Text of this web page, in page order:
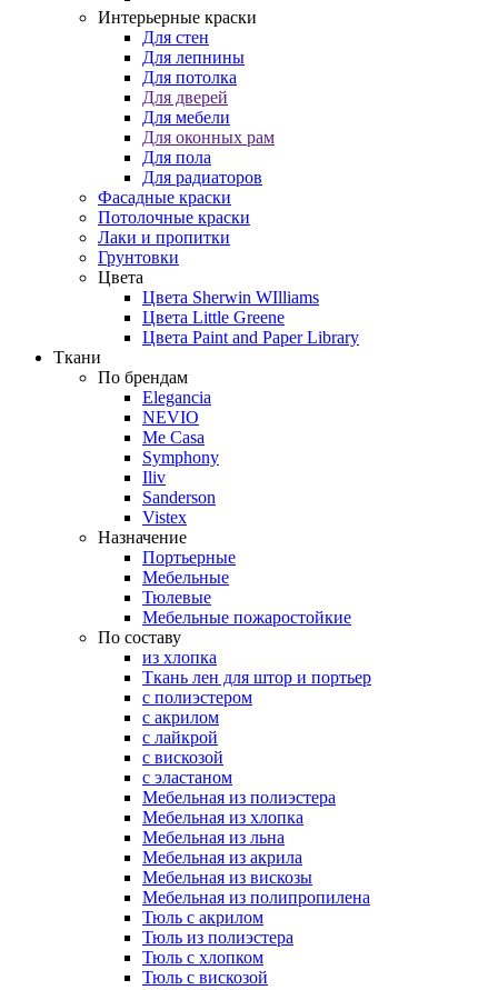
Интерьерные краски
Для стен
Для лепнины
Для потолка
Для дверей
Для мебели
Для оконных рам
Для пола
Для радиаторов
Фасадные краски
Потолочные краски
Лаки и пропитки
Грунтовки
Цвета
Цвета Sherwin WIlliams
Цвета Little Greene
Цвета Paint and Paper Library
Ткани
По брендам
Elegancia
NEVIO
Me Casa
Symphony
Iliv
Sanderson
Vistex
Назначение
Портьерные
Мебельные
Тюлевые
Мебельные пожаростойкие
По составу
из хлопка
Ткань лен для штор и портьер
с полиэстером
с акрилом
с лайкрой
с вискозой
с эластаном
Мебельная из полиэстера
Мебельная из хлопка
Мебельная из льна
Мебельная из акрила
Мебельная из вискозы
Мебельная из полипропилена
Тюль с акрилом
Тюль из полиэстера
Тюль с хлопком
Тюль с вискозой